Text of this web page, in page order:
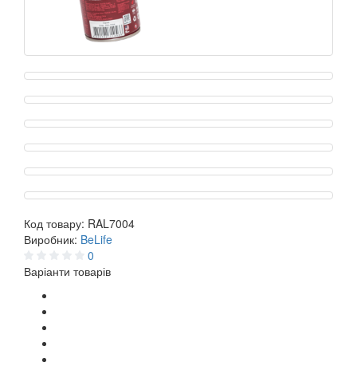
Код товару: RAL7004
Виробник: BeLife
0
Варіанти товарів